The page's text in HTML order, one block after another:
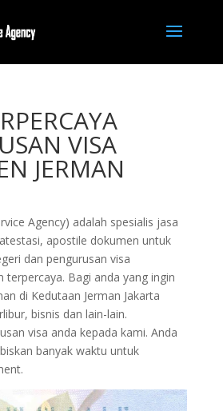
VISA
JERMAN
Agency) adalah spesialis jasa
apostile dokumen untuk
dan pengurusan visa
terpercaya. Bagi anda yang ingin
di Kedutaan Jerman Jakarta
bisnis dan lain-lain.
visa anda kepada kami. Anda
banyak waktu untuk